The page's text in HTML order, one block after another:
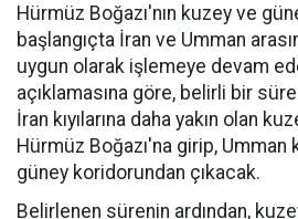
Hürmüz Boğazı'nın kuzey ve
başlangıçta İran ve Umman
uygun olarak işlemeye devam
açıklamasına göre, belirli bir
İran kıyılarına daha yakın olan
Hürmüz Boğazı'na girip, Umman
güney koridorundan çıkacak.
Belirlenen sürenin ardından,